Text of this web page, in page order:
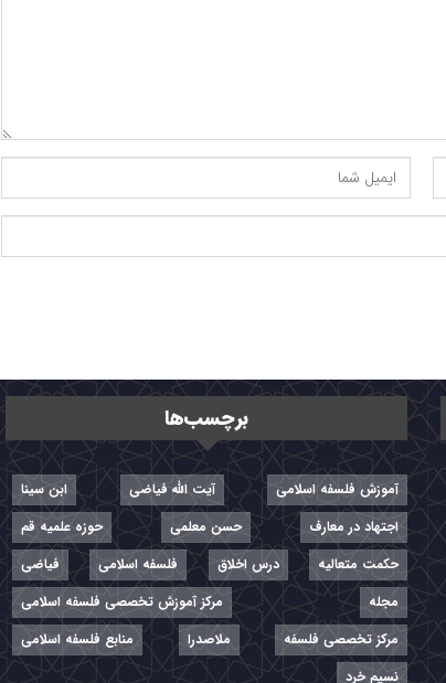
برچسب‌ها
آموزش فلسفه اسلامی آیت الله فیاضی
ابن سینا
اجتهاد در معارف
حسن معلمی
حوزه علمیه قم
حکمت متعالیه
درس اخلاق فلسفه اسلامی
فیاضی
مجله
مرکز آموزش تخصصی فلسفه اسلامی
مرکز تخصصی فلسفه
ملاصدرا
منابع فلسفه اسلامی
نسیم خرد